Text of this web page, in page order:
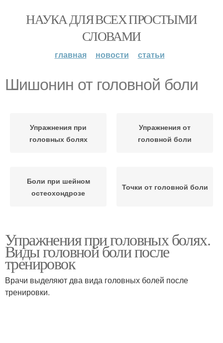
НАУКА ДЛЯ ВСЕХ ПРОСТЫМИ
СЛОВАМИ
главная новости статьи
Шишонин от головной боли
Упражнения при
головных болях
Упражнения от
головной боли
Боли при шейном
остеохондрозе
Точки от головной боли
Упражнения при головных болях.
Виды головной боли после
тренировок
Врачи выделяют два вида головных болей после
тренировки.